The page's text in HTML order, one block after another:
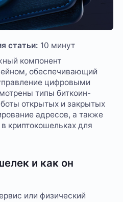
статьи: 10 минут
компонент
обеспечивающий
цифровыми
типы биткоин-
открытых и закрытых
адресов, а также
криптокошельках для
и как он
или физический